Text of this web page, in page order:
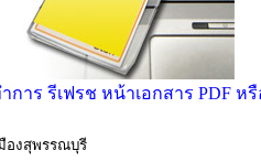
ร รีเฟรช หน้าเอกสาร PDF ห
องสุพรรณบุรี